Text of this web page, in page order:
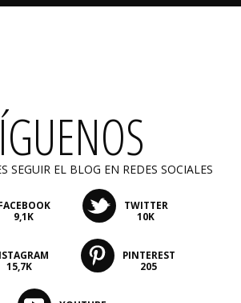
SEGUIR EL BLOG EN REDES SOCIALES
9,1K
TWITTER
10K
15,7K
PINTEREST
205